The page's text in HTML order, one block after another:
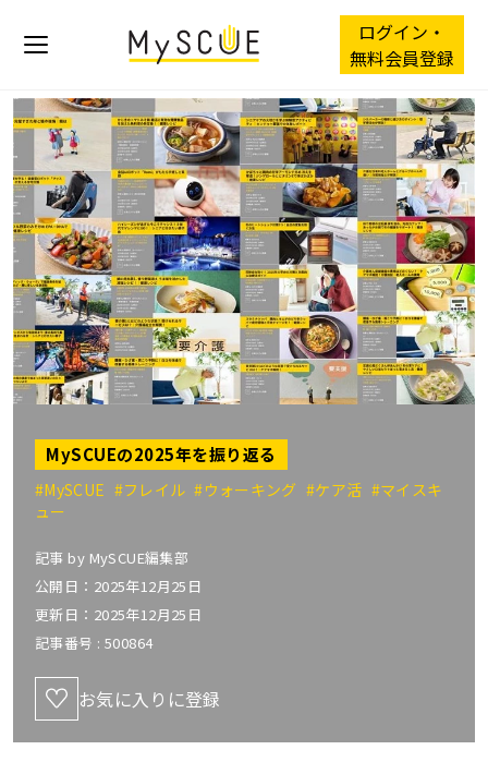
ログイン・
無料会員登録
MySCUEの2025年を振り返る
#MySCUE #フレイル#ウォーキング#ケア活 #マイスキ
ュー
記事 by MySCUE編集部
公開日：2025年12月25日
更新日：2025年12月25日
記事番号 : 500864
お気に入りに登録